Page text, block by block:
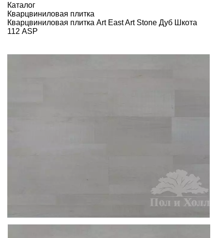
Каталог
Кварцвиниловая плитка
Кварцвиниловая плитка Art East Art Stone Дуб Шкота
112 ASP